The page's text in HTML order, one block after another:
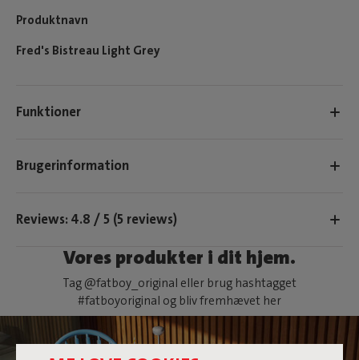
Produktnavn
Fred's Bistreau Light Grey
Funktioner
Brugerinformation
Reviews: 4.8 / 5 (5 reviews)
Vores produkter i dit hjem.
Tag @fatboy_original eller brug hashtagget
#fatboyoriginal og bliv fremhævet her